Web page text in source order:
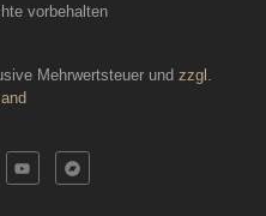
vorbehalten
Mehrwertsteuer und zzgl.